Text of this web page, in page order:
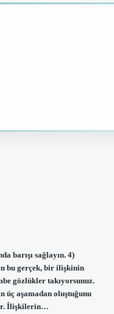
barışı sağlayın. 4)
bu gerçek, bir ilişkinin
gözlükler takıyorsunuz.
üç aşamadan oluştuğunu
İlişkilerin…